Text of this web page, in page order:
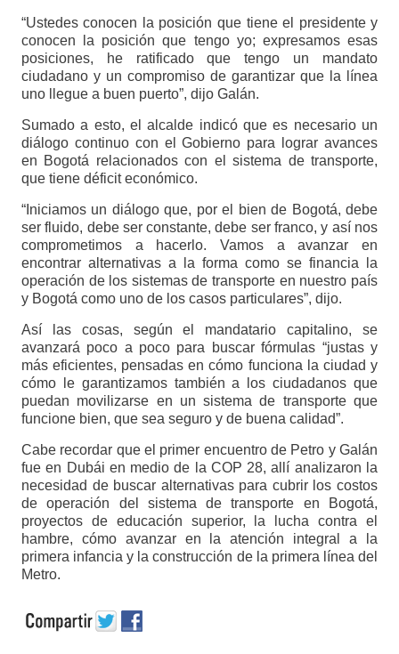
“Ustedes conocen la posición que tiene el presidente y
conocen la posición que tengo yo; expresamos esas
posiciones, he ratificado que tengo un mandato
ciudadano y un compromiso de garantizar que la línea
uno llegue a buen puerto”, dijo Galán.
Sumado a esto, el alcalde indicó que es necesario un
diálogo continuo con el Gobierno para lograr avances
en Bogotá relacionados con el sistema de transporte,
que tiene déficit económico.
“Iniciamos un diálogo que, por el bien de Bogotá, debe
ser fluido, debe ser constante, debe ser franco, y así nos
comprometimos a hacerlo. Vamos a avanzar en
encontrar alternativas a la forma como se financia la
operación de los sistemas de transporte en nuestro país
y Bogotá como uno de los casos particulares”, dijo.
Así las cosas, según el mandatario capitalino, se
avanzará poco a poco para buscar fórmulas “justas y
más eficientes, pensadas en cómo funciona la ciudad y
cómo le garantizamos también a los ciudadanos que
puedan movilizarse en un sistema de transporte que
funcione bien, que sea seguro y de buena calidad”.
Cabe recordar que el primer encuentro de Petro y Galán
fue en Dubái en medio de la COP 28, allí analizaron la
necesidad de buscar alternativas para cubrir los costos
de operación del sistema de transporte en Bogotá,
proyectos de educación superior, la lucha contra el
hambre, cómo avanzar en la atención integral a la
primera infancia y la construcción de la primera línea del
Metro.